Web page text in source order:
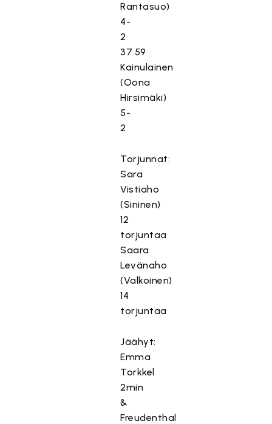
Rantasuo)
4-
2
37.59
Kainulainen
(Oona
Hirsimäki)
5-
2
Torjunnat:
Sara
Vistiaho
(Sininen)
12
torjuntaa
Saara
Levänaho
(Valkoinen)
14
torjuntaa
Jäähyt:
Emma
Torkkel
2min
&
Freudenthal